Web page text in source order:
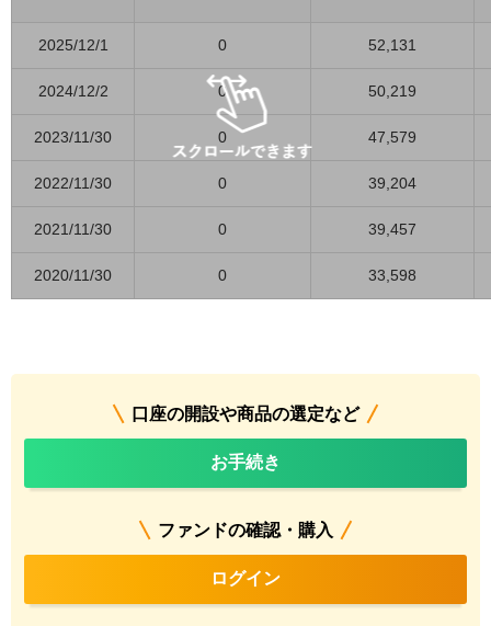
2025/12/1 0 52,131
2024/12/2 0 50,219
2023/11/30 0 47,579
2022/11/30 0 39,204
2021/11/30 0 39,457
2020/11/30 0 33,598
口座の開設や商品の選定など
お手続き
ファンドの確認・購入
ログイン